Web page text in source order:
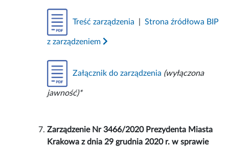
Treść zarządzenia |Strona źródłowa BIP
z zarządzeniem
Załącznik do zarządzenia (wyłączona
jawność)*
Zarządzenie Nr 3466/2020 Prezydenta Miasta
Krakowa z dnia 29 grudnia 2020 r. w sprawie